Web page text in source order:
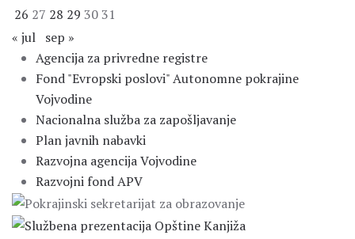
26 27 28 29 30 31
« jul sep »
Agencija za privredne registre
Fond "Evropski poslovi" Autonomne pokrajine
Vojvodine
Nacionalna služba za zapošljavanje
Plan javnih nabavki
Razvojna agencija Vojvodine
Razvojni fond APV